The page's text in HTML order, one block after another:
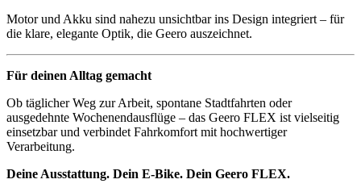
Motor und Akku sind nahezu unsichtbar ins Design integriert – für
die klare, elegante Optik, die Geero auszeichnet.
Für deinen Alltag gemacht
Ob täglicher Weg zur Arbeit, spontane Stadtfahrten oder
ausgedehnte Wochenendausflüge – das Geero FLEX ist vielseitig
einsetzbar und verbindet Fahrkomfort mit hochwertiger
Verarbeitung.
Deine Ausstattung. Dein E-Bike. Dein Geero FLEX.